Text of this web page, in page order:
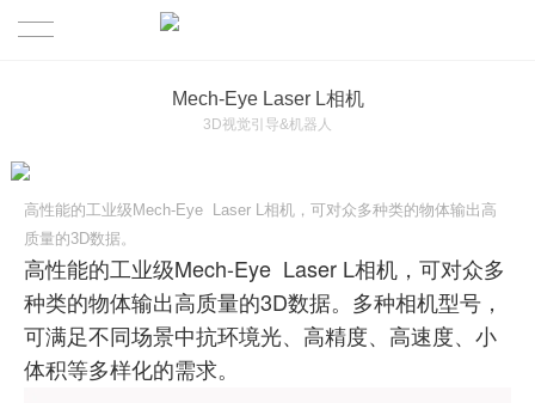
Mech-Eye Laser L相机
3D视觉引导&机器人
高性能的工业级Mech-Eye Laser L相机，可对众多种类的物体输出高
质量的3D数据。
高性能的工业级Mech-Eye Laser L相机，可对众多
种类的物体输出高质量的3D数据。多种相机型号，
可满足不同场景中抗环境光、高精度、高速度、小
体积等多样化的需求。
工业读码器
3D视觉引导&机器人
机器视觉
解决方案
制造行业
物流行业
关于MILO
MILO介绍
联系迈洛